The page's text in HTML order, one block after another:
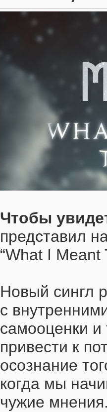
Чтобы
представил
“What I Meant
Новый сингл
с
самооценки и
привести к
осознание
когда мы
чужие